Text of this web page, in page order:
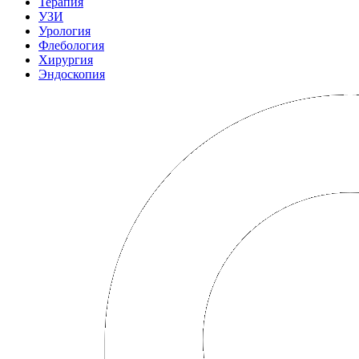
УЗИ
Урология
Флебология
Хирургия
Эндоскопия